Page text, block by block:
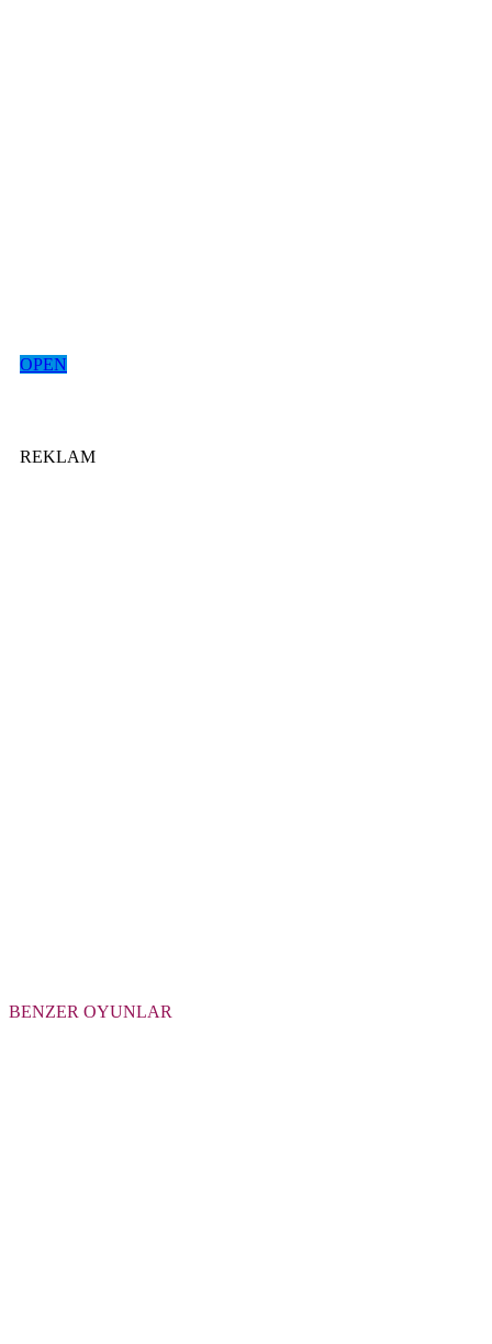
OPEN
REKLAM
BENZER OYUNLAR